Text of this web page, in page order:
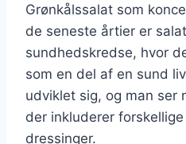
Grønkålssalat som
de seneste årtier er
sundhedskredse, hvor
som en del af en sund
udviklet sig, og man ser
der inkluderer
dressinger.